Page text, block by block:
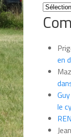
Toutes
les
news
mois
en
le